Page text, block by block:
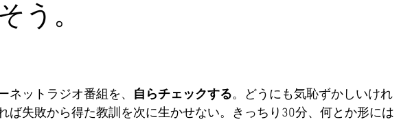
・マニア一年生。 ぬこ日記。 ＡＩ落書きシリーズ。
う。
ネットラジオ番組を、 自らチェックする。どうにも気恥ずかしいけれ
ば失敗から得た教訓を次に生かせない。きっちり30分、何とか形には